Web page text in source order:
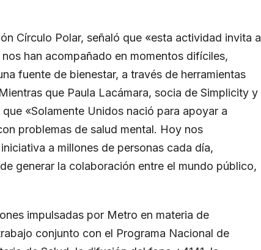
Círculo Polar, señaló que «esta actividad invita a
han acompañado en momentos difíciles,
fuente de bienestar, a través de herramientas
que Paula Lacámara, socia de Simplicity y
«Solamente Unidos nació para apoyar a
problemas de salud mental. Hoy nos
a millones de personas cada día,
generar la colaboración entre el mundo público,
impulsadas por Metro en materia de
conjunto con el Programa Nacional de